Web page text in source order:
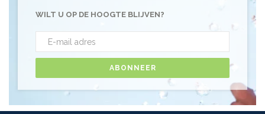
WILT U OP DE HOOGTE BLIJVEN?
ABONNEER